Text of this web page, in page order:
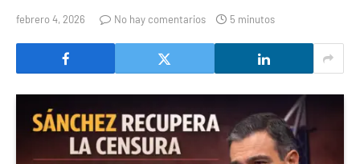
febrero 4, 2026 No hay comentarios 5 minutos